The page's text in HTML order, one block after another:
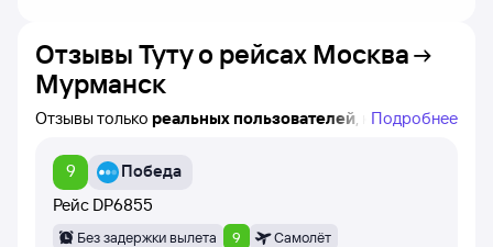
Отзывы Туту о рейсах Москва
Мурманск
Отзывы только реальных пользователей, которые
сайте Туту!
Вы можете увидеть название конкретного рейса,
авиакомпанию и время вылета, а также дату написания
Подробнее
9
Победа
Рейс DP6855
Без задержки вылета 9
Самолёт